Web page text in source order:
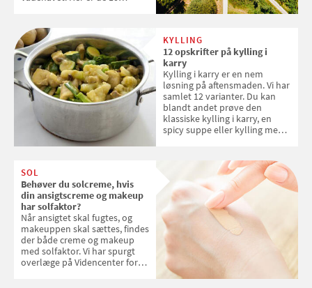
KYLLING
12 opskrifter på kylling i
karry
Kylling i karry er en nem
løsning på aftensmaden. Vi har
samlet 12 varianter. Du kan
blandt andet prøve den
klassiske kylling i karry, en
spicy suppe eller kylling med
SOL
Behøver du solcreme, hvis
din ansigtscreme og makeup
har solfaktor?
Når ansigtet skal fugtes, og
makeuppen skal sættes, findes
der både creme og makeup
med solfaktor. Vi har spurgt
overlæge på Videncenter for